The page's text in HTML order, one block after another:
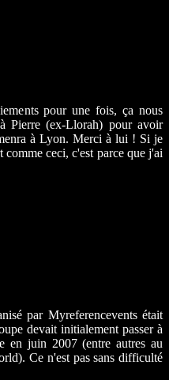
pour une fois, ça nous
à Pierre (ex-Llorah) pour avoir
à Lyon. Merci à lui ! Si je
ceci, c'est parce que j'ai
par Myreferencevents était
devait initialement passer à
en juin 2007 (entre autres au
Ce n'est pas sans difficulté